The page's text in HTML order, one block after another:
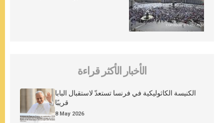
الأخبار الأكثر قراءة
الكنيسة الكاثوليكية في فرنسا تستعدّ لاستقبال البابا
قريبًا
8 May 2026